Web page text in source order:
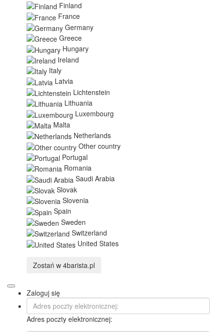
Finland
France
Germany
Greece
Hungary
Ireland
Italy
Latvia
Lichtenstein
Lithuania
Luxembourg
Malta
Netherlands
Other country
Portugal
Romania
Saudi Arabia
Slovak
Slovenia
Spain
Sweden
Switzerland
United States
Zostań w 4barista.pl
Zaloguj się
Adres poczty elektronicznej: